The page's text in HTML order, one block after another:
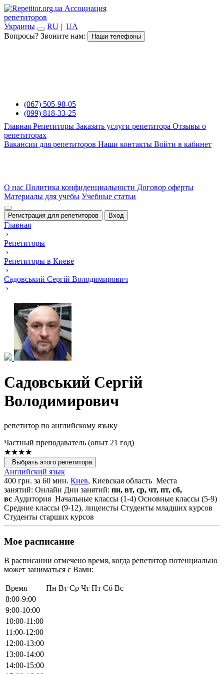
Ассоциация
репетиторов
Украины
RU | UA
Вопросы? Звоните нам:
Наши телефоны
(067) 505-98-05
(099) 818-33-25
Главная Репетиторы Заказать услуги репетитора Отзывы о
репетиторах
Вакансии для репетиторов Наши контакты Войти в кабинет
О нас Политика конфиденциальности Договор оферты
Материалы для учебы Учебные статьи
Регистрация для репетиторов Вход
Главная
›
Репетиторы
›
Репетиторы в Киеве
›
Садовський Сергій Володимирович
›
Садовський Сергій
Володимирович
репетитор по английскому языку
Частный преподаватель (опыт 21 год)
★★★★
Выбрать этого репетитора
Английский язык
400 грн. за 60 мин. Киев, Киевская область Места
занятий: Онлайн Дни занятий: пн, вт, ср, чт, пт, сб,
вс Аудитория Начальные классы (1-4) Основные классы (5-9)
Средние классы (9-12), лицеисты Студенты младших курсов
Студенты старших курсов
Мое расписание
В расписании отмечено время, когда репетитор потенциально
может заниматься с Вами:
Время Пн Вт Ср Чт Пт Сб Вс
8:00-9:00
9:00-10:00
10:00-11:00
11:00-12:00
12:00-13:00
13:00-14:00
14:00-15:00